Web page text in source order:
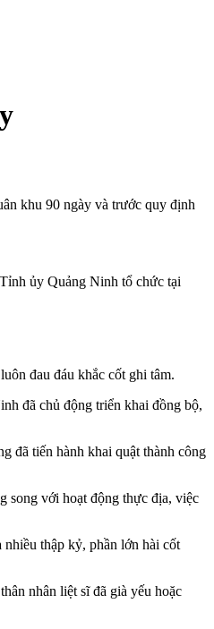
khu 90 ngày và trước quy định
ủy Quảng Ninh tổ chức tại
đau đáu khắc cốt ghi tâm.
đã chủ động triển khai đồng bộ,
đã tiến hành khai quật thành công
song với hoạt động thực địa, việc
thập kỷ, phần lớn hài cốt
nhân liệt sĩ đã già yếu hoặc